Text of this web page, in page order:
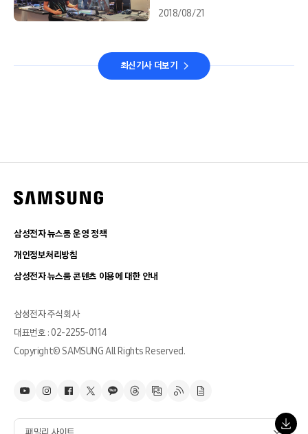
2018/08/21
최신기사 더보기
삼성전자 뉴스룸 운영 정책
개인정보처리방침
삼성전자 뉴스룸 콘텐츠 이용에 대한 안내
삼성전자 주식회사
대표번호 : 02-2255-0114
Copyright© SAMSUNG All Rights Reserved.